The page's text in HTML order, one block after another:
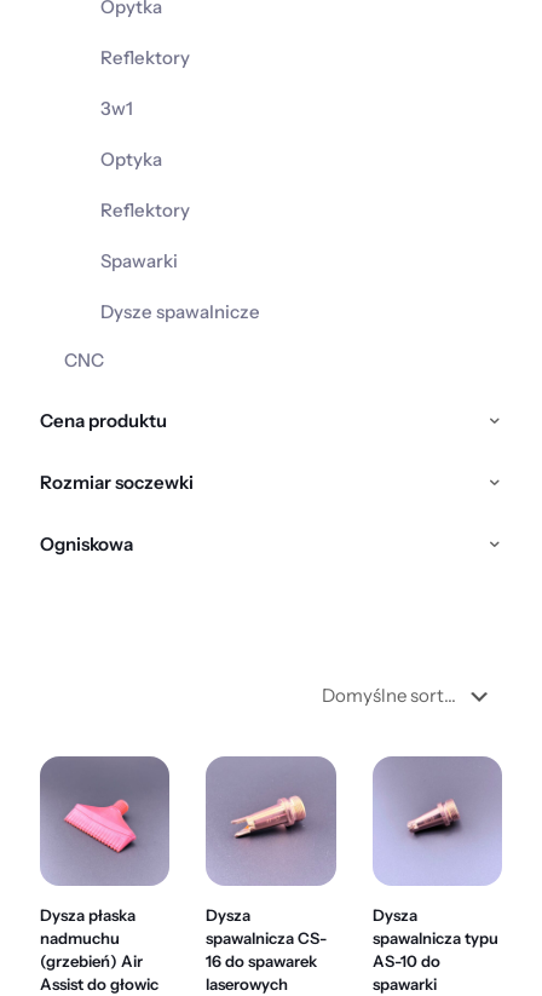
Opytka
Reflektory
3w1
Optyka
Reflektory
Spawarki
Dysze spawalnicze
CNC
Cena produktu
Rozmiar soczewki
Ogniskowa
Dysza płaska
nadmuchu
(grzebień) Air
Assist do głowic
Dysza
spawalnicza CS-
16 do spawarek
laserowych
Dysza
spawalnicza typu
AS-10 do
spawarki